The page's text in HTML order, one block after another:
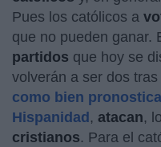
Pues los católicos a
que no pueden ganar.
partidos que hoy se
volverán a ser dos
como bien
Hispanidad, atacan,
cristianos. Para el